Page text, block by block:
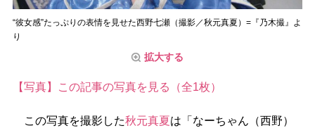
“彼女感”たっぷりの表情を見せた西野七瀬（撮影／秋元真夏）=『乃木撮』よ
り
拡大する
【写真】この記事の写真を見る（全1枚）
この写真を撮影した秋元真夏は「なーちゃん（西野）